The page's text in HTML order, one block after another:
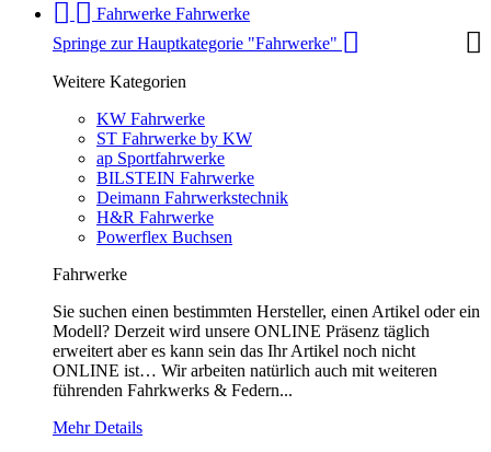
Fahrwerke Fahrwerke
Springe zur Hauptkategorie "Fahrwerke"
Weitere Kategorien
KW Fahrwerke
ST Fahrwerke by KW
ap Sportfahrwerke
BILSTEIN Fahrwerke
Deimann Fahrwerkstechnik
H&R Fahrwerke
Powerflex Buchsen
Fahrwerke
Sie suchen einen bestimmten Hersteller, einen Artikel oder ein
Modell? Derzeit wird unsere ONLINE Präsenz täglich
erweitert aber es kann sein das Ihr Artikel noch nicht
ONLINE ist… Wir arbeiten natürlich auch mit weiteren
führenden Fahrkwerks & Federn...
Mehr Details